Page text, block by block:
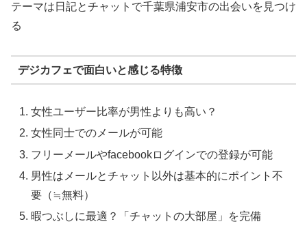
テーマは日記とチャットで千葉県浦安市の出会いを見つけ
る
デジカフェで面白いと感じる特徴
女性ユーザー比率が男性よりも高い？
女性同士でのメールが可能
フリーメールやfacebookログインでの登録が可能
男性はメールとチャット以外は基本的にポイント不
要（≒無料）
暇つぶしに最適？「チャットの大部屋」を完備